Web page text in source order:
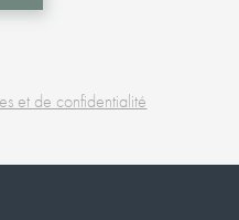
et de confidentialité